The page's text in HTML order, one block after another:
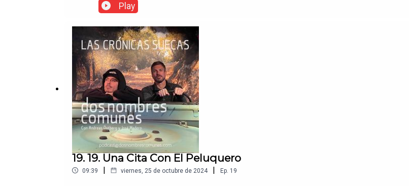
Play
19. 19. Una Cita Con El Peluquero
09:39 | viernes, 25 de octubre de 2024 | Ep. 19